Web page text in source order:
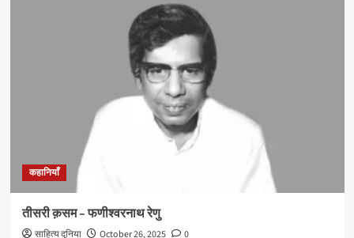
कहानियाँ
तीसरी क़सम – फणीश्वरनाथ रेणु
साहित्य दुनिया October 26, 2025 0